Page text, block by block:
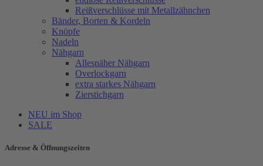
Reißverschlüsse mit Metallzähnchen
Bänder, Borten & Kordeln
Knöpfe
Nadeln
Nähgarn
Allesnäher Nähgarn
Overlockgarn
extra starkes Nähgarn
Zierstichgarn
NEU im Shop
SALE
Adresse & Öffnungszeiten